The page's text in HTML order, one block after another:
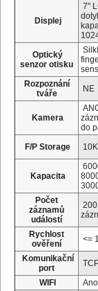
Displej
7"
Optický
senzor otisku
Rozpoznání
tváře
NE
Kamera
do
F/P Storage 10K
Kapacita
Počet
záznamů
událostí
Rychlost
ověření
<=
Komunikační
port
WIFI
Ano